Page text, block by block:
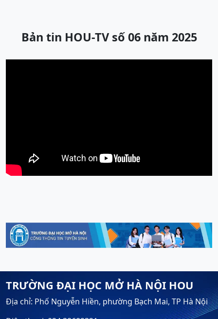
Bản tin HOU-TV số 06 năm 2025
TRƯỜNG ĐẠI HỌC MỞ HÀ NỘI HOU
Địa chỉ: Phố Nguyễn Hiền, phường Bạch Mai, TP Hà Nội